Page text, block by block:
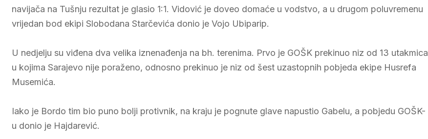
navijača na Tušnju rezultat je glasio 1:1. Vidović je doveo domaće u vodstvo, a u drugom poluvremenu
vrijedan bod ekipi Slobodana Starčevića donio je Vojo Ubiparip.
U nedjelju su viđena dva velika iznenađenja na bh. terenima. Prvo je GOŠK prekinuo niz od 13 utakmica
u kojima Sarajevo nije poraženo, odnosno prekinuo je niz od šest uzastopnih pobjeda ekipe Husrefa
Musemića.
Iako je Bordo tim bio puno bolji protivnik, na kraju je pognute glave napustio Gabelu, a pobjedu GOŠK-
u donio je Hajdarević.